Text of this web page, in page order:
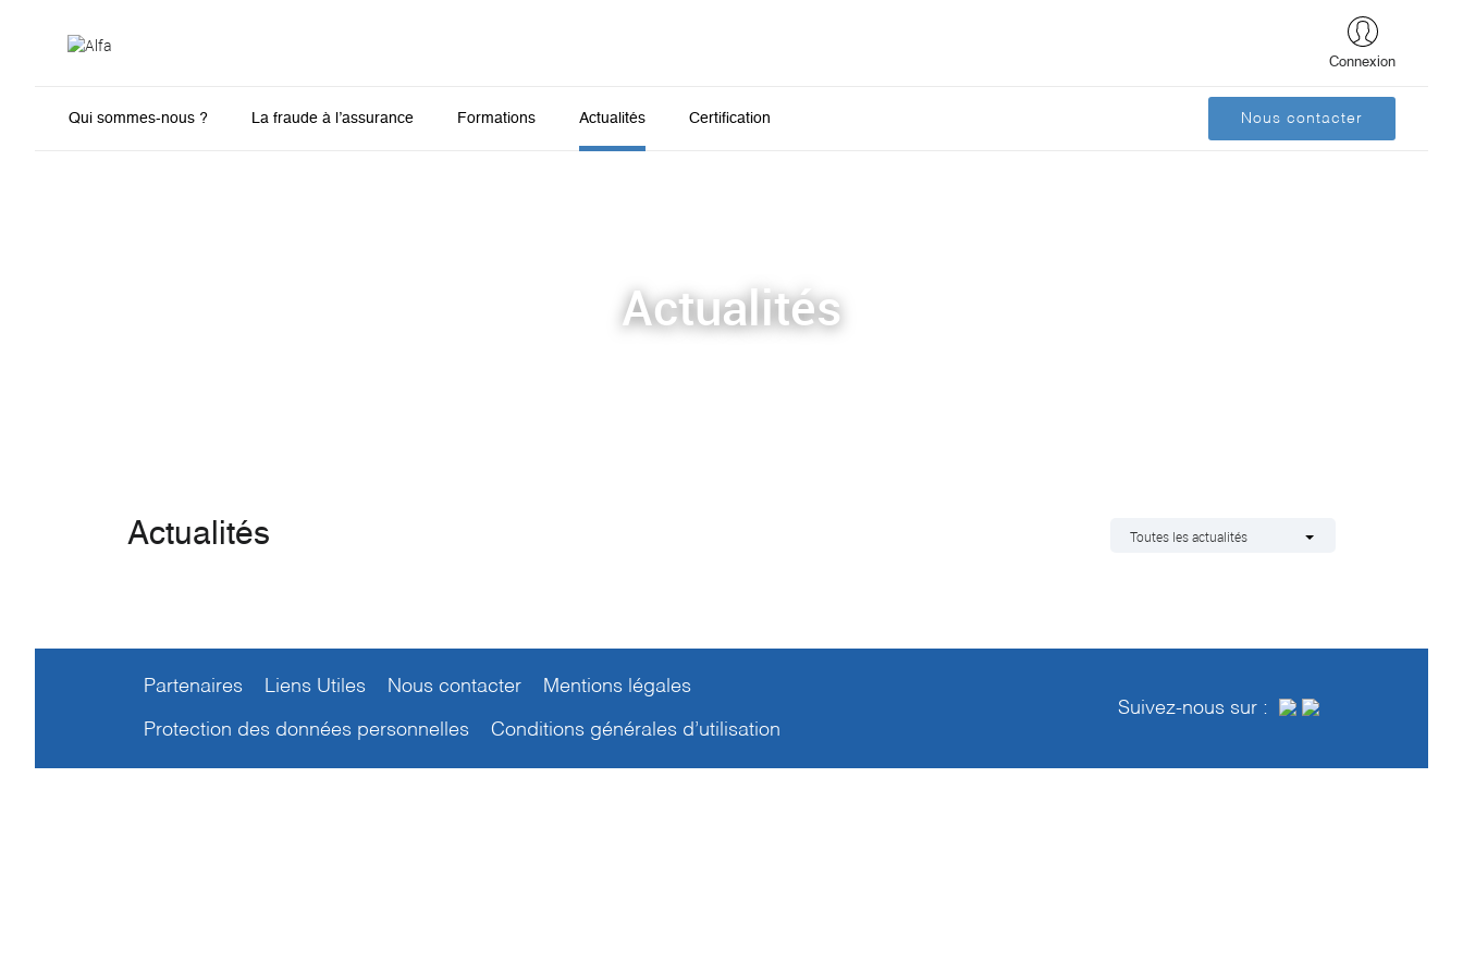
Connexion
Qui sommes-nous ? La fraude à l’assurance Formations Actualités Certification Nous contacter
Actualités
Actualités Toutes les actualités
Suivez-nous sur :
Partenaires Liens Utiles Nous contacter Mentions légales
Protection des données personnelles Conditions générales d’utilisation